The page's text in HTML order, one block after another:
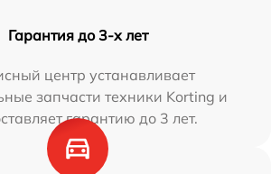
Гарантия до 3-х лет
центр устанавливает
запчасти техники Korting и
гарантию до 3 лет.